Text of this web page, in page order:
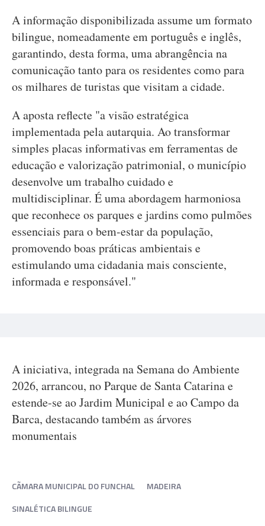
A informação disponibilizada assume um formato
bilingue, nomeadamente em português e inglês,
garantindo, desta forma, uma abrangência na
comunicação tanto para os residentes como para
os milhares de turistas que visitam a cidade.
A aposta reflecte "a visão estratégica
implementada pela autarquia. Ao transformar
simples placas informativas em ferramentas de
educação e valorização patrimonial, o município
desenvolve um trabalho cuidado e
multidisciplinar. É uma abordagem harmoniosa
que reconhece os parques e jardins como pulmões
essenciais para o bem-estar da população,
promovendo boas práticas ambientais e
estimulando uma cidadania mais consciente,
informada e responsável."
A iniciativa, integrada na Semana do Ambiente
2026, arrancou, no Parque de Santa Catarina e
estende-se ao Jardim Municipal e ao Campo da
Barca, destacando também as árvores
monumentais
CÃMARA MUNICIPAL DO FUNCHAL
MADEIRA
SINALÉTICA BILINGUE